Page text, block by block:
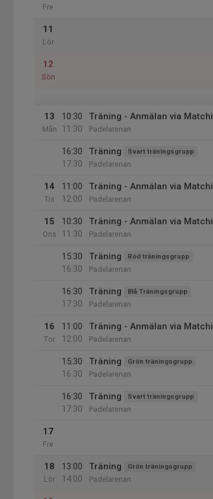
Fre
11
Lör
12
Sön
13
Mån
10:30
11:30
Träning - Anmälan via Matchi
Padelarenan
16:30
17:30
Träning Svart träningsgrupp
Padelarenan
14
Tis
11:00
12:00
Träning - Anmälan via Matchi
Padelarenan
15
Ons
10:30
11:30
Träning - Anmälan via Matchi
Padelarenan
15:30
16:30
Träning Röd träningsgrupp
Padelarenan
16:30
17:30
Träning Blå Träningsgrupp
Padelarenan
16
Tor
11:00
12:00
Träning - Anmälan via Matchi
Padelarenan
15:30
16:30
Träning Grön träningsgrupp
Padelarenan
16:30
17:30
Träning Svart träningsgrupp
Padelarenan
17
Fre
18
Lör
13:00
14:00
Träning Grön träningsgrupp
Padelarenan